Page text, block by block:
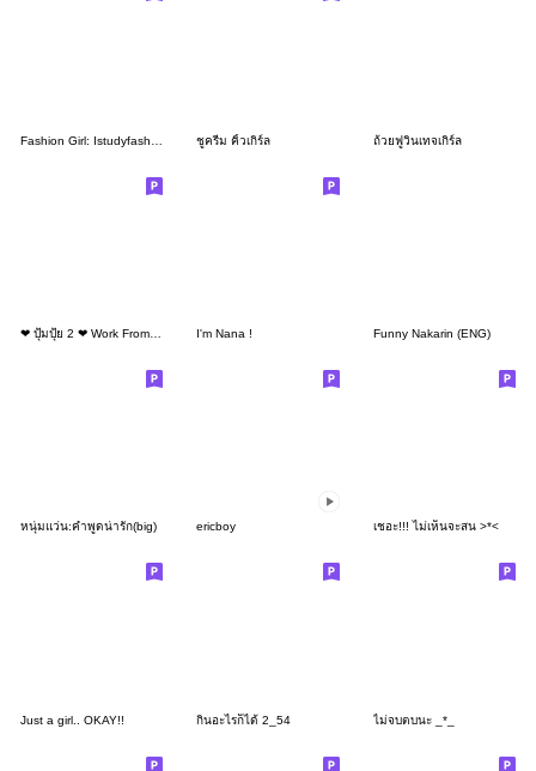
ชูครีม คิ้วเกิร์ล ถ้วยฟูวินเทจเกิร์ล
I'm Nana ! Funny Nakarin (ENG)
หนุ่มแว่น:คำพูดน่ารัก(big) ericboy เชอะ!!! ไม่เห็นจะสน >*<
Just a girl.. OKAY!! กินอะไรก็ได้ 2_54 ไม่จบตบนะ _*_